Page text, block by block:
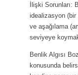
İlişki Sorunları:
idealizasyon
ve aşağılama
seviyeye
Benlik Algısı
konusunda